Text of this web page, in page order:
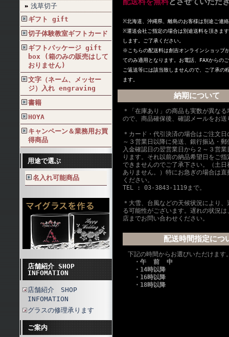
浅草切子
ギフト gift
切子体験教室ギフトカード
ギフトパッケージ gift
box (箱のみの販売はして
おりません)
文字（ネーム、メッセー
ジ）入れ engraving
書籍
HOYA
キャンペーン＆業務用お買
得商品
用途で選ぶ
名入れ可能商品
店舗紹介 SHOP
INFOMATION
店舗紹介 SHOP
INFOMATION
グラスの修理承ります
ご案内
※北海道、沖縄県、離島のお客様は別途ご連
※運送会社ご指定の場合は別途送料を頂きま
します。ご了承ください。
※こちらの配送料は創吉オンラインショップ
てのみ適用となります。お電話、FAXからの
ご返送等には該当致しませんので、ご了承の
ます。
納期について
＊「在庫あり」の商品も実数が異な
ので、商品確保後、確認メールをお送
＊カード・代引決済の場合はご注文
～３営業日以降に発送、銀行振込・
入金確認日の翌営業日から２～３営
ります。それ以前の納品希望日をご
できませんのでご了承下さい。（土日
ありません。）特にお急ぎの場合は直
ください。
TEL : 03-3843-1119まで。
＊大雪、台風などの天候状況により
る可能性がございます。遅れの状況
店までお問い合わせください。
配送時間指定につ
下記の時間からお選びいただけます
・午 前 中
・14時以降
・16時以降
・18時以降